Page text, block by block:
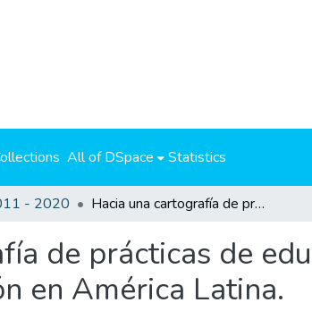
All of DSpace Statistics
- 2020 Hacia una cartografía de prácticas de educación inmersiva en el siglo XXI y su apropiación en América Latina.
de prácticas de
en América Latina.